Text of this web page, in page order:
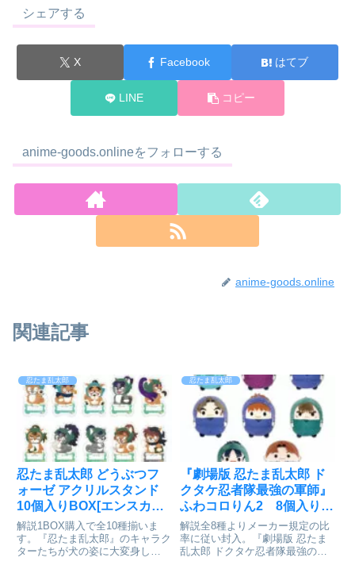
シェアする
X Facebook はてブ
LINE コピー
anime-goods.onlineをフォローする
anime-goods.online
関連記事
忍たま乱太郎
忍たま乱太郎 どうぶつフ
ォーゼ アクリルスタンド
10個入りBOX[エンスカイ]
が予約受付開始
解説1BOX購入で全10種揃いま
す。『忍たま乱太郎』のキャラク
ターたちが犬の姿に大変身し
忍たま乱太郎
『劇場版 忍たま乱太郎 ド
クタケ忍者隊最強の軍師』
ふわコロりん2 8個入り
BOX[マックスリミテッド]
が予約受付中
解説全8種よりメーカー規定の比
率に従い封入。『劇場版 忍たま
乱太郎 ドクタケ忍者隊最強の軍